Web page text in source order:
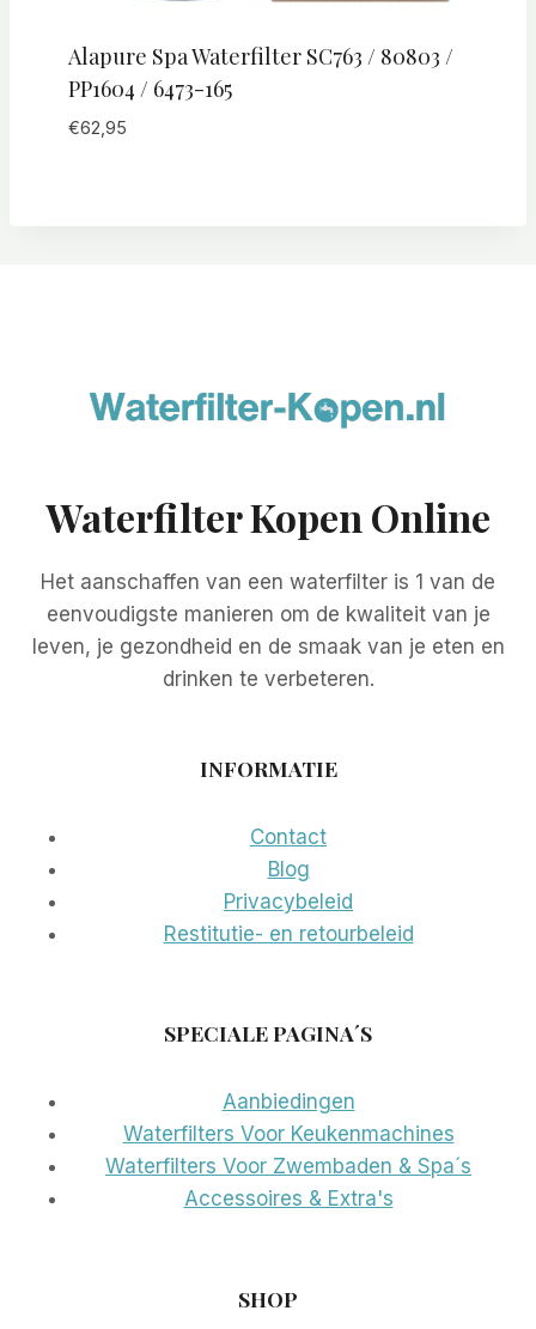
Alapure Spa Waterfilter SC763 / 80803 /
PP1604 / 6473-165
€62,95
Waterfilter Kopen Online
Het aanschaffen van een waterfilter is 1 van de
eenvoudigste manieren om de kwaliteit van je
leven, je gezondheid en de smaak van je eten en
drinken te verbeteren.
INFORMATIE
Contact
Blog
Privacybeleid
Restitutie- en retourbeleid
SPECIALE PAGINA´S
Aanbiedingen
Waterfilters Voor Keukenmachines
Waterfilters Voor Zwembaden & Spa´s
Accessoires & Extra's
SHOP